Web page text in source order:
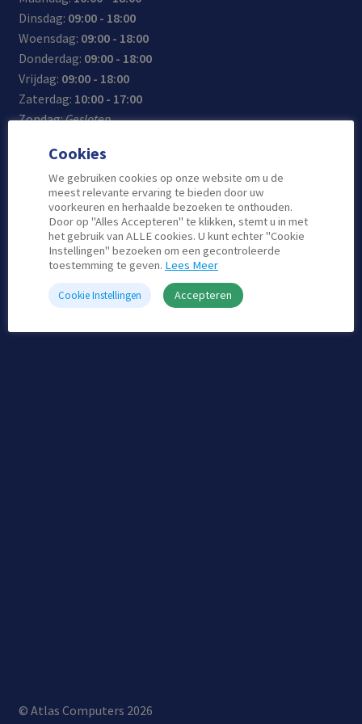
Dinsdag: 09:00 - 18:00
Woensdag: 09:00 - 18:00
Donderdag: 09:00 - 18:00
Vrijdag: 09:00 - 18:00
Zaterdag: 10:00 - 17:00
Zondag:Gesloten
Contact
Telefoon: 0180-515-555
Email: info@atlascomputers.nl
Locatie: De Korf 41
2924 AH Krimpen aan den Ijssel
Laat een Review achter op Google
© Atlas Computers 2026
Cookies
We gebruiken cookies op onze website om u de
meest relevante ervaring te bieden door uw
voorkeuren en herhaalde bezoeken te onthouden.
Door op "Alles Accepteren" te klikken, stemt u in met
het gebruik van ALLE cookies. U kunt echter "Cookie
Instellingen" bezoeken om een gecontroleerde
toestemming te geven. Lees Meer
Cookie Instellingen Accepteren